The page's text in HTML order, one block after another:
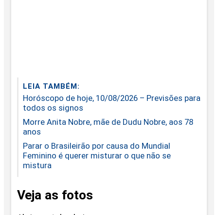
LEIA TAMBÉM:
Horóscopo de hoje, 10/08/2026 – Previsões para
todos os signos
Morre Anita Nobre, mãe de Dudu Nobre, aos 78
anos
Parar o Brasileirão por causa do Mundial
Feminino é querer misturar o que não se
mistura
Veja as fotos